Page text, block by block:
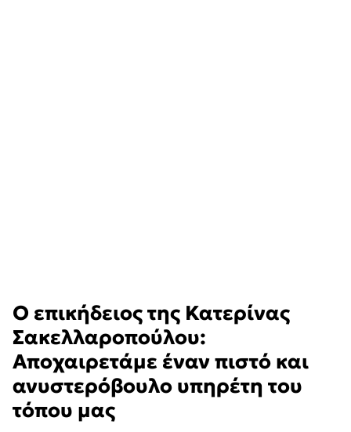
Ο επικήδειος της Κατερίνας
Σακελλαροπούλου:
Αποχαιρετάμε έναν πιστό και
ανυστερόβουλο υπηρέτη του
τόπου μας